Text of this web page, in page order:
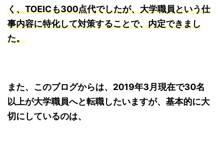
く、TOEICも300点代でしたが、大学職員という仕
事内容に特化して対策することで、内定できまし
た。
また、このブログからは、2019年3月現在で30名
以上が大学職員へと転職したいますが、基本的に大
切にしているのは、